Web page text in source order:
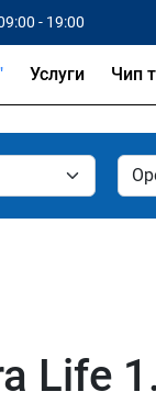
- 19:00
Услуги Чип
Life